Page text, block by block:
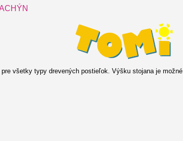
všetky typy drevených postieľok. Výšku stojana je